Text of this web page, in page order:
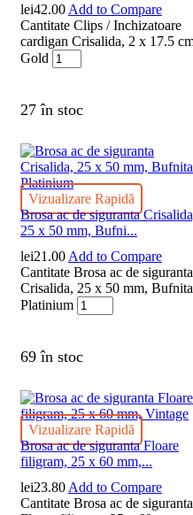
lei42.00 Add to Compare
Cantitate Clips / Inchizatoare
cardigan Crisalida, 2 x 17.5
Gold
27 în stoc
Vizualizare Rapidă
Brosa ac de siguranta
25 x 50 mm, Bufni...
lei21.00 Add to Compare
Cantitate Brosa ac de siguranta
Crisalida, 25 x 50 mm, Bufnita
Platinium
69 în stoc
Vizualizare Rapidă
Brosa ac de siguranta Floare
filigram, 25 x 60 mm,...
lei23.80 Add to Compare
Cantitate Brosa ac de siguranta